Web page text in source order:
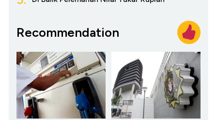
Recommendation